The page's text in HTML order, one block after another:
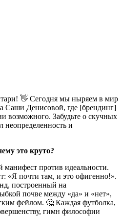
👋 Сегодня мы ныряем в мир
Саши Денисовой, где [брендинг]
возможного. Забудьте о скучных
неопределенность и
это круто?
манифест против идеальности.
«Я почти там, и это офигенно!».
построенный на
почве между «да» и «нет»,
фейлом. 🤔 Каждая футболка,
гимн философии